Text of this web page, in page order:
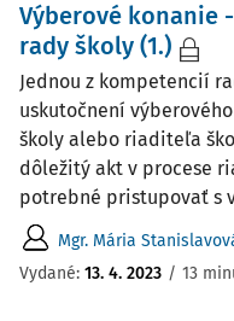
Výberové konanie
rady školy (1.)
Jednou z kompetencií
uskutočnení
školy alebo riaditeľa
dôležitý akt v procese
potrebné pristupovať s
Mgr. Mária
Vydané: 13. 4. 2023 / 13